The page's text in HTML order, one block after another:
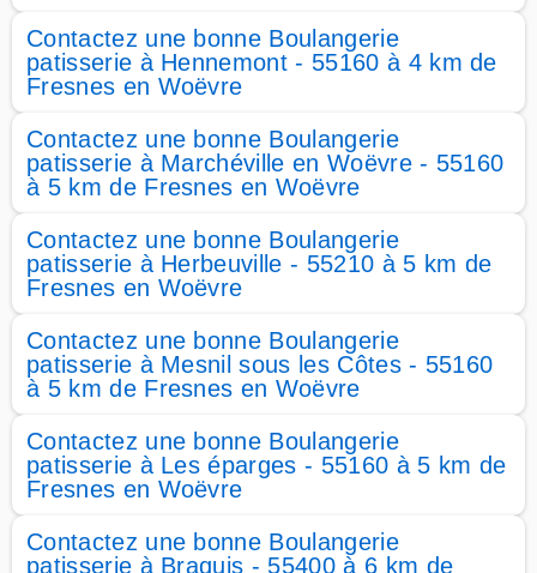
Contactez une bonne Boulangerie
patisserie à Hennemont - 55160 à 4 km de
Fresnes en Woëvre
Contactez une bonne Boulangerie
patisserie à Marchéville en Woëvre - 55160
à 5 km de Fresnes en Woëvre
Contactez une bonne Boulangerie
patisserie à Herbeuville - 55210 à 5 km de
Fresnes en Woëvre
Contactez une bonne Boulangerie
patisserie à Mesnil sous les Côtes - 55160
à 5 km de Fresnes en Woëvre
Contactez une bonne Boulangerie
patisserie à Les éparges - 55160 à 5 km de
Fresnes en Woëvre
Contactez une bonne Boulangerie
patisserie à Braquis - 55400 à 6 km de